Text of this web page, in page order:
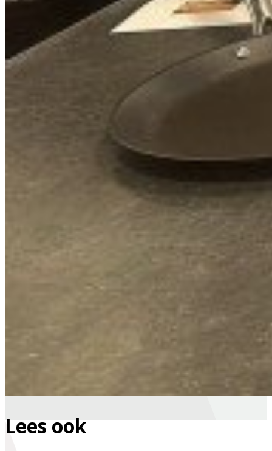
Lees ook